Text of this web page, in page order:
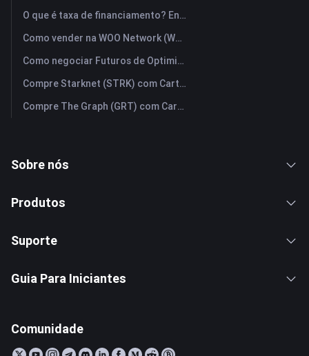
O que é taxa de financiamento? Entendendo os sinais de mercado e seus usos indevidos mais comuns.
Como vender na WOO Network (WOO)? | FameEX
Como negociar Futuros de Optimism (OP): Um Guia Compreensivo para Iniciantes
Compre Starknet (STRK) com Cartão de Crédito ou Débito Instantaneamente
Compre The Graph (GRT) com Cartão de Crédito ou Débito Instantaneamente
Sobre nós
Produtos
Suporte
Guia Para Iniciantes
Comunidade